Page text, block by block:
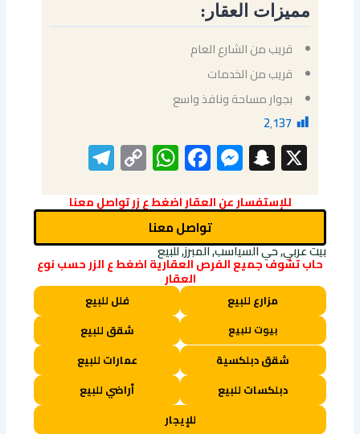
مميزات العقار:
قريب من الشارع العام
قريب من الخدمات
بجوار مساحة ونافذ واسع
2٬137
X
Snapchat
Messenger
Facebook
WhatsApp
Copy
Link
للإستفسار عن العقار اضغط ع زر تواصل معنا
تواصل معنا
بيت عربي, حي السياسب, المبرز, للبيع
حاب تشوف جميع الفرص العقارية اضغط ع الزر حسب نوع
العقار
مزارع للبيع فلل للبيع
بيوت للبيع
شقق للبيع
شقق دبلكسية
عمارات للبيع
دبلكسات للبيع
أراضي للبيع
للإيجار